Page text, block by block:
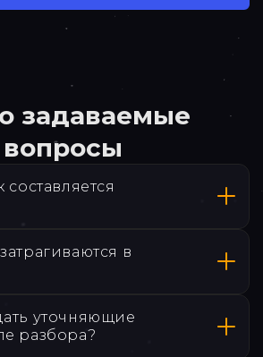
задаваемые
вопросы
в
уточняющие
разбора?